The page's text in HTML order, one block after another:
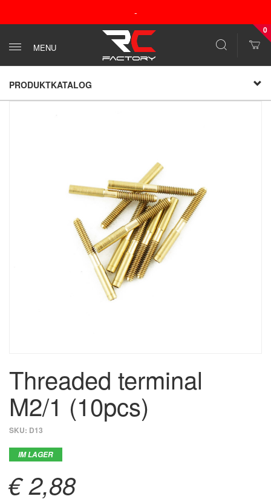
-
MENU
0
PRODUKTKATALOG
Threaded terminal
M2/1 (10pcs)
SKU: D13
IM LAGER
€ 2,88